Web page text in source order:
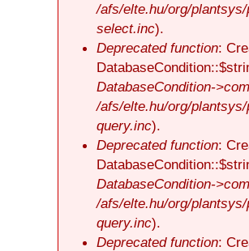
/afs/elte.hu/org/
select.inc).
Deprecated function:
DatabaseCondition-
/afs/elte.hu/org/
query.inc).
Deprecated function:
DatabaseCondition-
/afs/elte.hu/org/
query.inc).
Deprecated function: